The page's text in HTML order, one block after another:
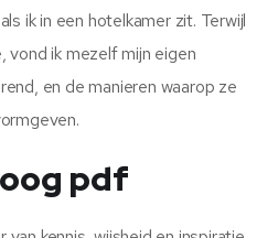
ik in een hotelkamer zit. Terwijl
vond ik mezelf mijn eigen
en de manieren waarop ze
pdf